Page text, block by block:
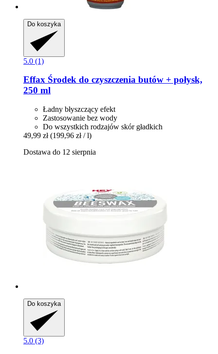
Do koszyka
5.0 (1)
Effax Środek do czyszczenia butów + połysk,
250 ml
Ładny błyszczący efekt
Zastosowanie bez wody
Do wszystkich rodzajów skór gładkich
49,99 zł (199,96 zł / l)
Dostawa do 12 sierpnia
Do koszyka
5.0 (3)